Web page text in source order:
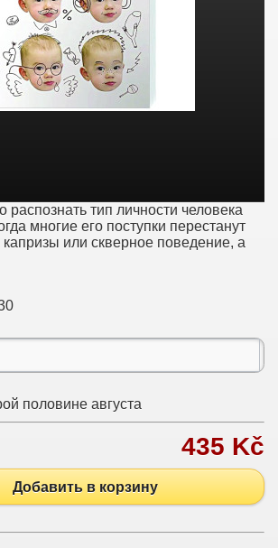
распознать тип личности человека
многие его поступки перестанут
капризы или скверное поведение, а
половине августа
435 Kč
Добавить в корзину